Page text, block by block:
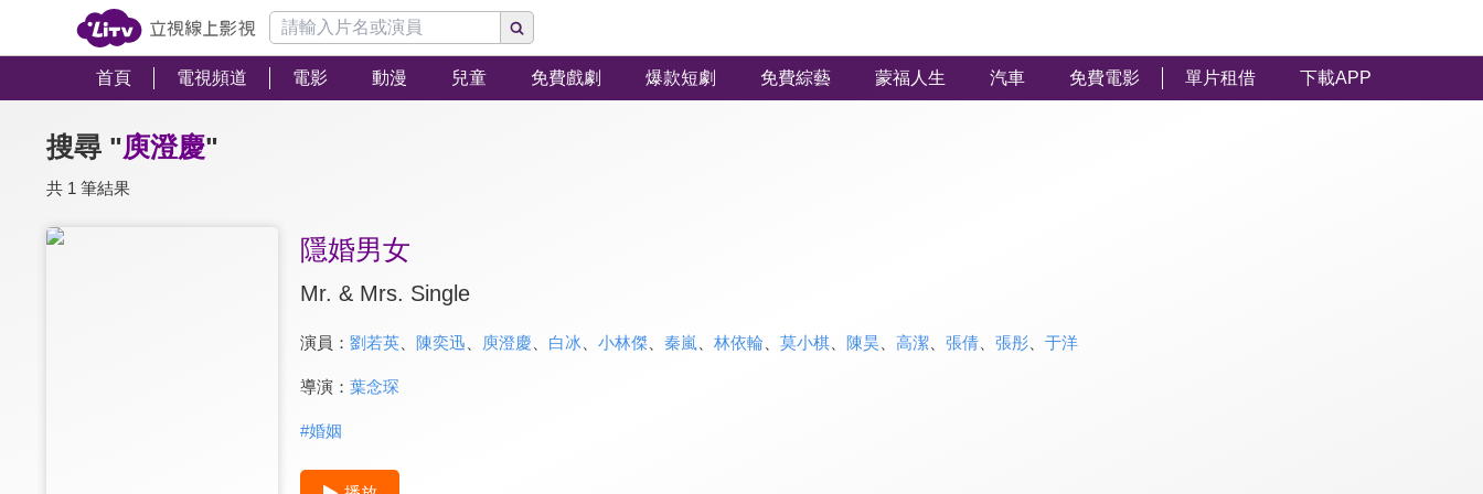
首頁 電視頻道 電影 動漫 兒童 免費戲劇 爆款短劇 免費綜藝 蒙福人生 汽車 免費電影 單片租借 下載APP
搜尋 "庾澄慶"
共 1 筆結果
隱婚男女
Mr. & Mrs. Single
演員： 劉若英、 陳奕迅 庾澄慶 白冰 小林傑、 秦嵐 林依輪 莫小棋、 陳昊、 高潔、 張倩、 張彤、 于洋
導演： 葉念琛
#婚姻